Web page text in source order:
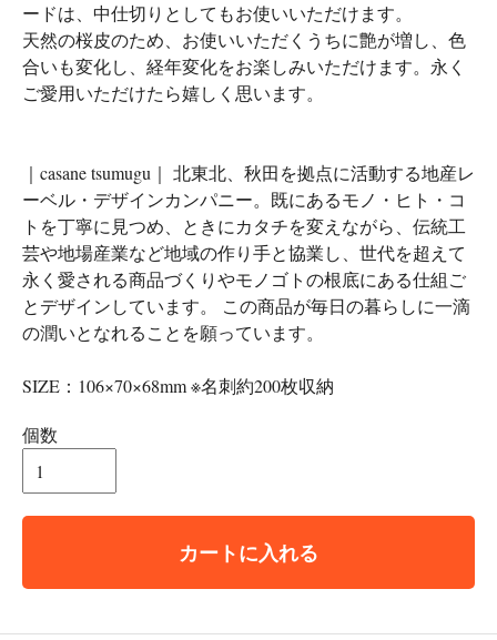
ードは、中仕切りとしてもお使いいただけます。
天然の桜皮のため、お使いいただくうちに艶が増し、色
合いも変化し、経年変化をお楽しみいただけます。永く
ご愛用いただけたら嬉しく思います。
｜casane tsumugu｜ 北東北、秋田を拠点に活動する地産レ
ーベル・デザインカンパニー。既にあるモノ・ヒト・コ
トを丁寧に見つめ、ときにカタチを変えながら、伝統工
芸や地場産業など地域の作り手と協業し、世代を超えて
永く愛される商品づくりやモノゴトの根底にある仕組ご
とデザインしています。 この商品が毎日の暮らしに一滴
の潤いとなれることを願っています。
SIZE：106×70×68mm ※名刺約200枚収納
個数
カートに入れる